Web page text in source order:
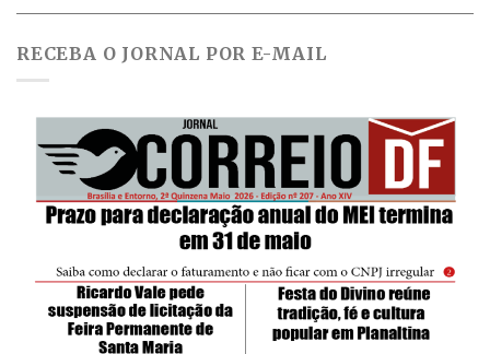
RECEBA O JORNAL POR E-MAIL